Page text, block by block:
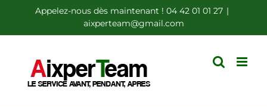
au
contenu
Appelez-nous dès maintenant ! 04 42 01 01 27 |
aixperteam@gmail.com